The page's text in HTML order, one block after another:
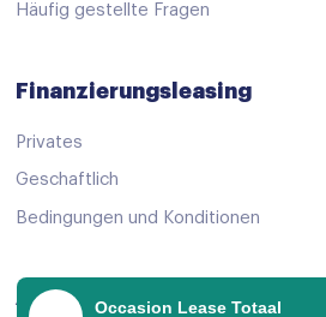
Airbag(s) knie
Airbag passagier
Anti Blokkeer Systeem
Häufig gestellte Fragen
Finanzierungsleasing
Privates
Geschaftlich
Bedingungen und Konditionen
Angebot ansehen
Occasion Lease Totaal